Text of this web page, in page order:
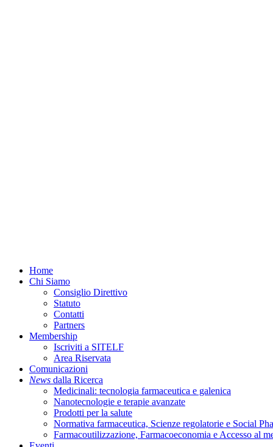
Menu
Home
Chi Siamo
Consiglio Direttivo
Statuto
Contatti
Partners
Membership
Iscriviti a SITELF
Area Riservata
Comunicazioni
News dalla Ricerca
Medicinali: tecnologia farmaceutica e galenica
Nanotecnologie e terapie avanzate
Prodotti per la salute
Normativa farmaceutica, Scienze regolatorie e Social
Farmacoutilizzazione, Farmacoeconomia e Accesso al